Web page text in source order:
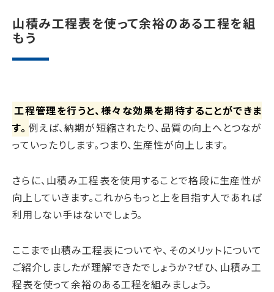
山積み工程表を使って余裕のある工程を組
もう
工程管理を行うと、様々な効果を期待することができま
す。 例えば、納期が短縮されたり、品質の向上へとつなが
っていったりします。つまり、生産性が向上します。
さらに、山積み工程表を使用することで格段に生産性が
向上していきます。これからもっと上を目指す人であれば
利用しない手はないでしょう。
ここまで山積み工程表についてや、そのメリットについて
ご紹介しましたが理解できたでしょうか？ぜひ、山積み工
程表を使って余裕のある工程を組みましょう。